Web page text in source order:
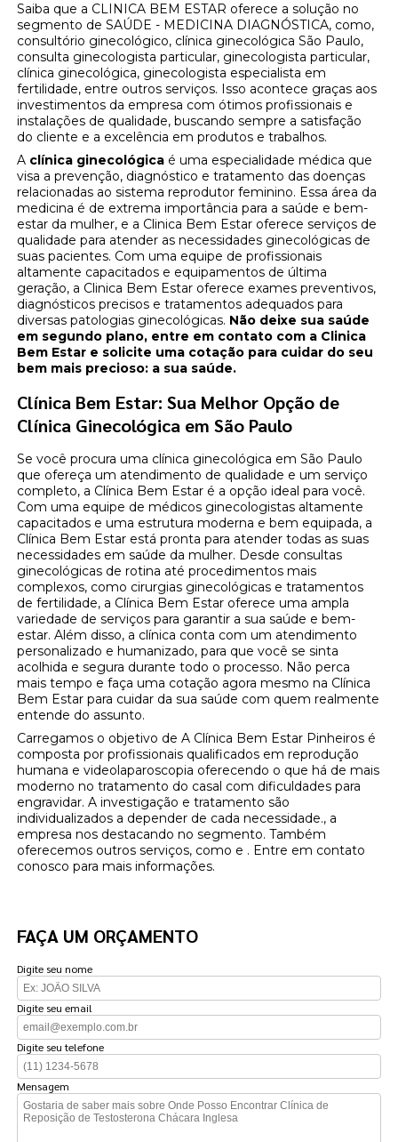
Saiba que a CLINICA BEM ESTAR oferece a solução no
segmento de SAÚDE - MEDICINA DIAGNÓSTICA, como,
consultório ginecológico, clínica ginecológica São Paulo,
consulta ginecologista particular, ginecologista particular,
clínica ginecológica, ginecologista especialista em
fertilidade, entre outros serviços. Isso acontece graças aos
investimentos da empresa com ótimos profissionais e
instalações de qualidade, buscando sempre a satisfação
do cliente e a excelência em produtos e trabalhos.
A clínica ginecológica é uma especialidade médica que
visa a prevenção, diagnóstico e tratamento das doenças
relacionadas ao sistema reprodutor feminino. Essa área da
medicina é de extrema importância para a saúde e bem-
estar da mulher, e a Clinica Bem Estar oferece serviços de
qualidade para atender as necessidades ginecológicas de
suas pacientes. Com uma equipe de profissionais
altamente capacitados e equipamentos de última
geração, a Clinica Bem Estar oferece exames preventivos,
diagnósticos precisos e tratamentos adequados para
diversas patologias ginecológicas. Não deixe sua saúde
em segundo plano, entre em contato com a Clinica
Bem Estar e solicite uma cotação para cuidar do seu
bem mais precioso: a sua saúde.
Clínica Bem Estar: Sua Melhor Opção de
Clínica Ginecológica em São Paulo
Se você procura uma clínica ginecológica em São Paulo
que ofereça um atendimento de qualidade e um serviço
completo, a Clínica Bem Estar é a opção ideal para você.
Com uma equipe de médicos ginecologistas altamente
capacitados e uma estrutura moderna e bem equipada, a
Clínica Bem Estar está pronta para atender todas as suas
necessidades em saúde da mulher. Desde consultas
ginecológicas de rotina até procedimentos mais
complexos, como cirurgias ginecológicas e tratamentos
de fertilidade, a Clínica Bem Estar oferece uma ampla
variedade de serviços para garantir a sua saúde e bem-
estar. Além disso, a clínica conta com um atendimento
personalizado e humanizado, para que você se sinta
acolhida e segura durante todo o processo. Não perca
mais tempo e faça uma cotação agora mesmo na Clínica
Bem Estar para cuidar da sua saúde com quem realmente
entende do assunto.
Carregamos o objetivo de A Clínica Bem Estar Pinheiros é
composta por profissionais qualificados em reprodução
humana e videolaparoscopia oferecendo o que há de mais
moderno no tratamento do casal com dificuldades para
engravidar. A investigação e tratamento são
individualizados a depender de cada necessidade., a
empresa nos destacando no segmento. Também
oferecemos outros serviços, como e . Entre em contato
conosco para mais informações.
FAÇA UM ORÇAMENTO
Digite seu nome
Digite seu email
Digite seu telefone
Mensagem